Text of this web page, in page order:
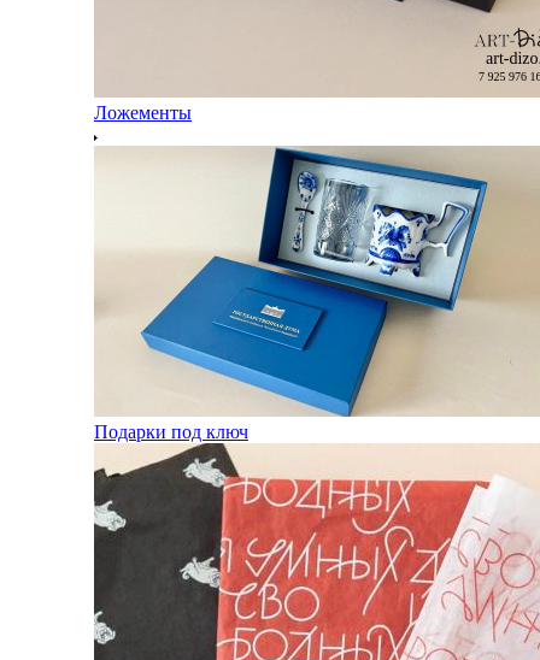
Ложементы
Подарки под ключ